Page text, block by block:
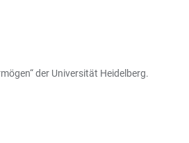
der Universität Heidelberg.